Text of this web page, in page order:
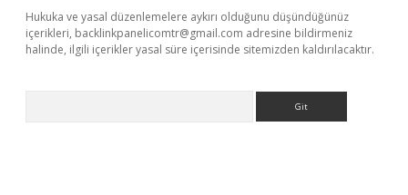
Hukuka ve yasal düzenlemelere aykırı olduğunu düşündüğünüz
içerikleri, backlinkpanelicomtr@gmail.com adresine bildirmeniz
halinde, ilgili içerikler yasal süre içerisinde sitemizden kaldırılacaktır.